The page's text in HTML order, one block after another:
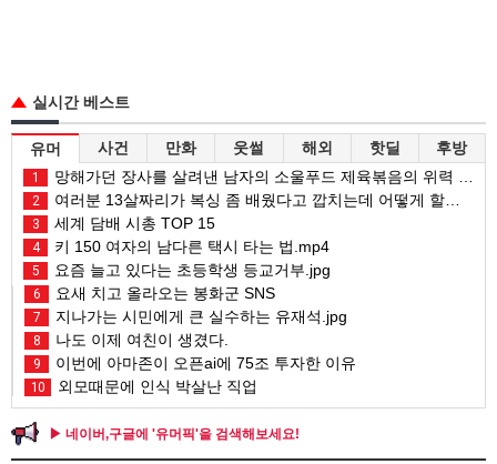
실시간 베스트
유머 사건 만화 웃썰 해외 핫딜 후방
1 망해가던 장사를 살려낸 남자의 소울푸드 제육볶음의 위력 ㅋㅋ
2 여러분 13살짜리가 복싱 좀 배웠다고 깝치는데 어떻게 할까요?
3 세계 담배 시총 TOP 15
4 키 150 여자의 남다른 택시 타는 법.mp4
5 요즘 늘고 있다는 초등학생 등교거부.jpg
6 요새 치고 올라오는 봉화군 SNS
7 지나가는 시민에게 큰 실수하는 유재석.jpg
8 나도 이제 여친이 생겼다.
9 이번에 아마존이 오픈ai에 75조 투자한 이유
10 외모때문에 인식 박살난 직업
▶ 네이버,구글에 '유머픽'을 검색해보세요!